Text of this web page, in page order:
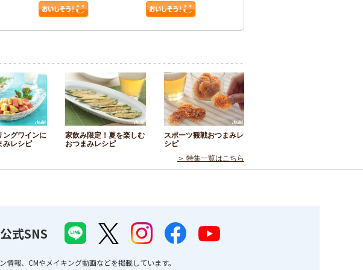
ングワインに
みレシピ
家飲み限定！夏を楽しむ
おつまみレシピ
スポーツ観戦おつまみレ
シピ
＞ 特集一覧はこちら
式SNS
情報、CMやメイキング動画などを掲載しています。